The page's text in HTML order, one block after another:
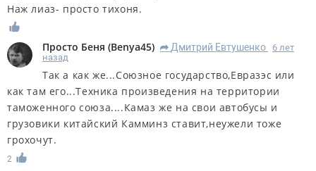
Наж лиаз- просто тихоня.
Просто Беня (Benya45) R Дмитрий Евтушенко
6 лет
назад
Так а как же...Союзное государство,Евразэс или
как там его...Техника произведения на территории
таможенного союза....Камаз же на свои автобусы и
грузовики китайский Камминз ставит,неужели тоже
грохочут.
2